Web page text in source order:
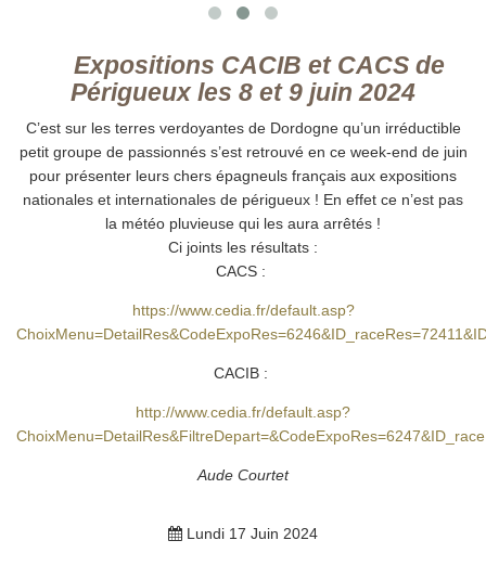
Expositions CACIB et CACS de
Périgueux les 8 et 9 juin 2024
C’est sur les terres verdoyantes de Dordogne qu’un irréductible
petit groupe de passionnés s’est retrouvé en ce week-end de juin
pour présenter leurs chers épagneuls français aux expositions
nationales et internationales de périgueux ! En effet ce n’est pas
la météo pluvieuse qui les aura arrêtés !
Ci joints les résultats :
CACS :
https://www.cedia.fr/default.asp?
CACIB :
http://www.cedia.fr/default.asp?
Aude Courtet
Lundi 17 Juin 2024